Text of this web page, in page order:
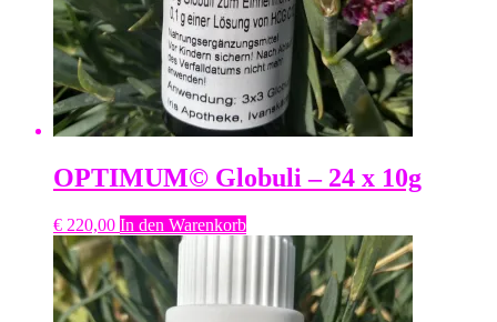
OPTIMUM© Globuli – 24 x 10g
€ 220,00 In den Warenkorb